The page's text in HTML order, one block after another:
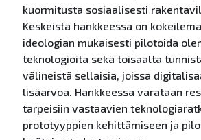
kuormitusta sosiaalisesti
Keskeistä hankkeessa on
ideologian mukaisesti pilotoida
teknologioita sekä toisaalta
välineistä sellaisia, joissa
lisäarvoa. Hankkeessa varataan
tarpeisiin vastaavien
prototyyppien kehittämiseen ja